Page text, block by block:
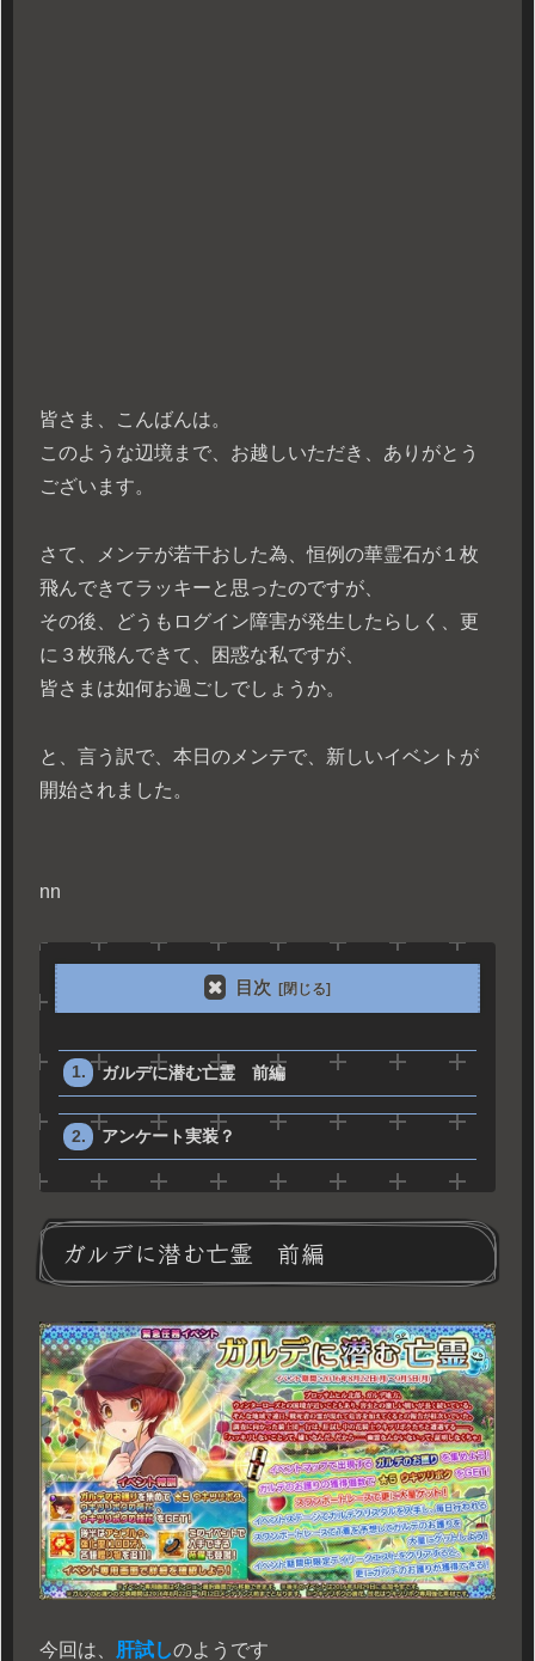
皆さま、こんばんは。
このような辺境まで、お越しいただき、ありがとう
ございます。
さて、メンテが若干おした為、恒例の華霊石が１枚
飛んできてラッキーと思ったのですが、
その後、どうもログイン障害が発生したらしく、更
に３枚飛んできて、困惑な私ですが、
皆さまは如何お過ごしでしょうか。
と、言う訳で、本日のメンテで、新しいイベントが
開始されました。
nn
目次
ガルデに潜む亡霊 前編
アンケート実装？
ガルデに潜む亡霊 前編
今回は、 肝試しのようです